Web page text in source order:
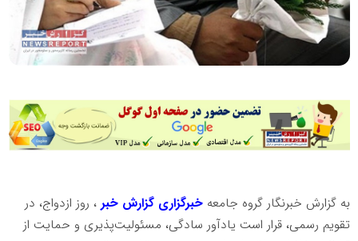
به گزارش خبرنگار گروه جامعهخبرگزاری گزارش خبر ، روز ازدواج، در
تقویم رسمی، قرار است یادآور سادگی، مسئولیت‌پذیری و حمایت از